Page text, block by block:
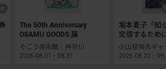
The 50th Anniversary
OSAMU GOODS 展
そごう美術館｜神奈川
2026.08.01 - 08.31
坂本夏子「知
交信するため
2026.08.22 -